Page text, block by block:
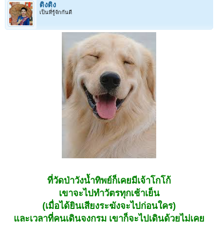
ติงติง
เป็นที่รู้จักกันดี
ที่วัดป่าวังน้ำทิพย์ก็เคยมีเจ้าโกโก้
เขาจะไปทำวัตรทุกเช้าเย็น
(เมื่อได้ยินเสียงระฆังจะไปก่อนใคร)
และเวลาที่คนเดินจงกรม เขาก็จะไปเดินด้วยไม่เคย